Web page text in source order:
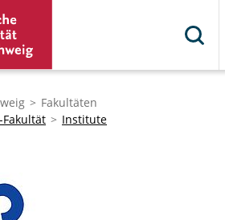
Fakultäten
Institute